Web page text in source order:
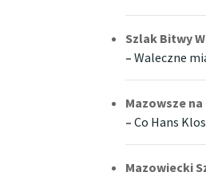
Szlak Bitwy
– Waleczne
Mazowsze
– Co Hans
Mazowiecki